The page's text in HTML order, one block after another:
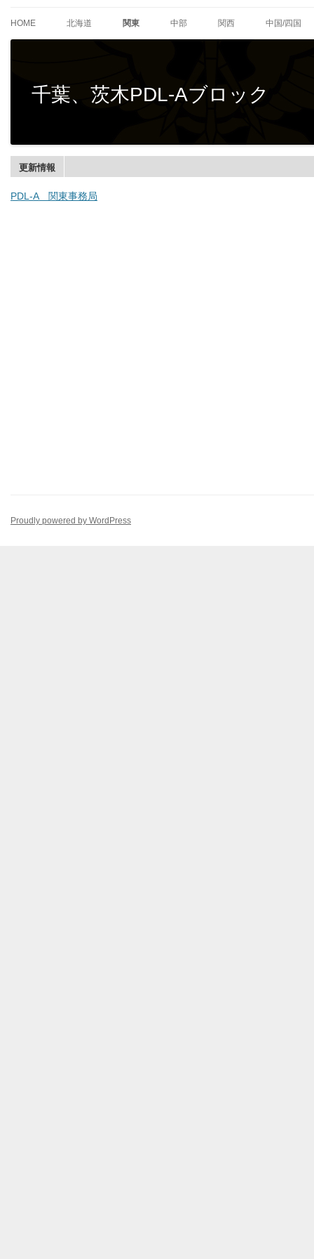
PREMIER DARTS LEAGUE [PDL]
HOME 北海道 関東 中部 関西 中国/四国
千葉、茨木PDL-Aブロック
更新情報
PDL-A 関東事務局
Proudly powered by WordPress